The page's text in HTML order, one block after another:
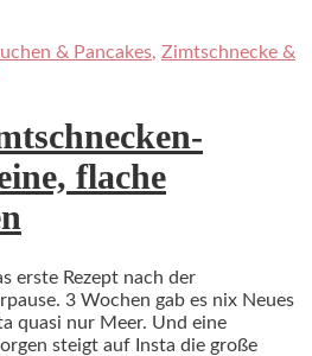
& Pancakes, Zimtschnecke &
flache
erste Rezept nach der
3 Wochen gab es nix Neues
quasi nur Meer. Und eine
steigt auf Insta die große